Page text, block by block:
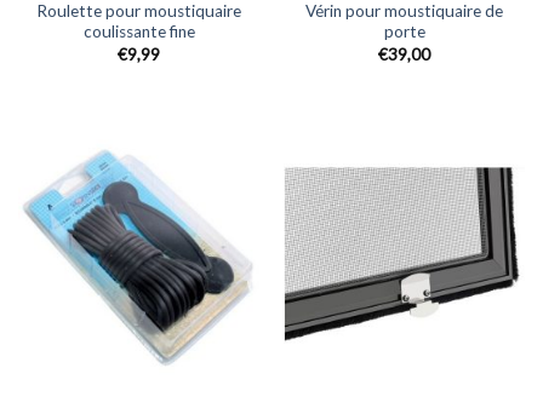
Roulette pour moustiquaire
coulissante fine
€9,99
Vérin pour moustiquaire de
porte
€39,00